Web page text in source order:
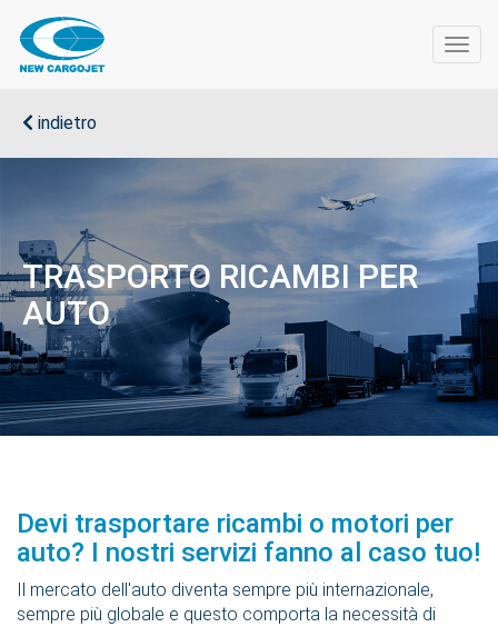
indietro
TRASPORTO RICAMBI PER
AUTO
Devi trasportare ricambi o motori per
auto? I nostri servizi fanno al caso tuo!
Il mercato dell'auto diventa sempre più internazionale,
sempre più globale e questo comporta la necessità di